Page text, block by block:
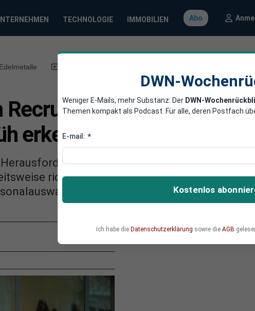
TECHNOLOGIE IMMOBILIEN Abo
Edelmetalle
Warnsignale im
erkennen
neue Mitarbeiter nicht nur
richtig einzuschätzen. Welche
zum Risiko werden könnte?
DWN-
Weniger E-Mails, mehr Substanz: Der DWN-
Themen kompakt als Podcast. Für alle, deren Postfach
E-mail: *
Kostenlos
Ich habe die Datenschutzerklärung sowie die AGB